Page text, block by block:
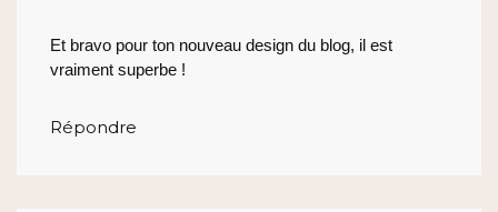
Et bravo pour ton nouveau design du blog, il est
vraiment superbe !
Répondre